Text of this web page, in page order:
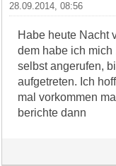
28.09.2014, 08:56
Habe heute Nacht
dem habe ich
selbst angerufen,
aufgetreten. Ich
mal vorkommen
berichte dann